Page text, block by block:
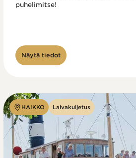
puhelimitse!
Näytä tiedot
HAIKKO Laivakuljetus